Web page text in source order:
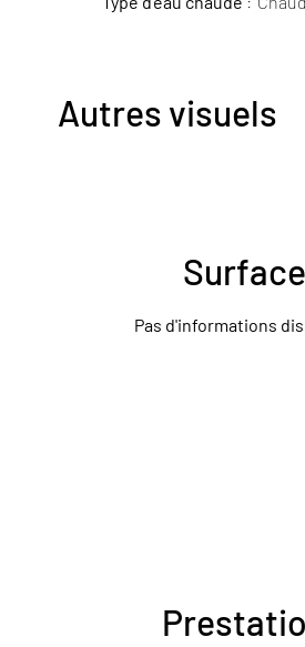
Autres visuels
Pas d'informations